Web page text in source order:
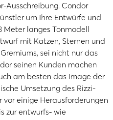
Ausschreibung. Condor
um Ihre Entwürfe und
Meter langes Tonmodell
mit Katzen, Sternen und
sei nicht nur das
seinen Kunden machen
am besten das Image der
Umsetzung des Rizzi-
einige Herausforderungen
zur entwurfs- wie